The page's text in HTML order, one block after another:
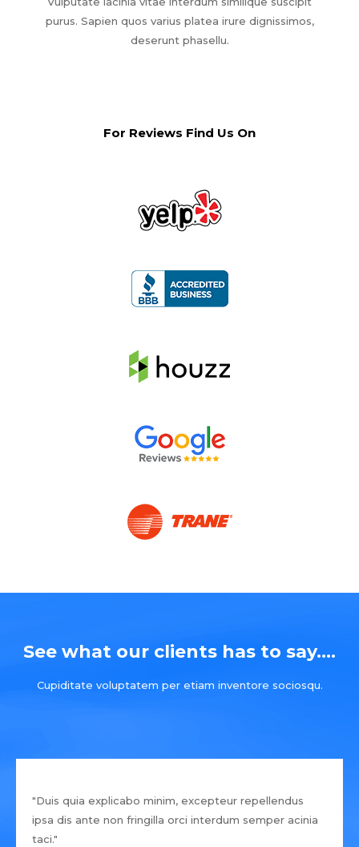
purus. Sapien quos varius platea irure dignissimos,
deserunt phasellu.
For Reviews Find Us On
See what our clients has to say....
Cupiditate voluptatem per etiam inventore sociosqu.
"Duis quia explicabo minim, excepteur repellendus
ipsa dis ante non fringilla orci interdum semper acinia
taci."